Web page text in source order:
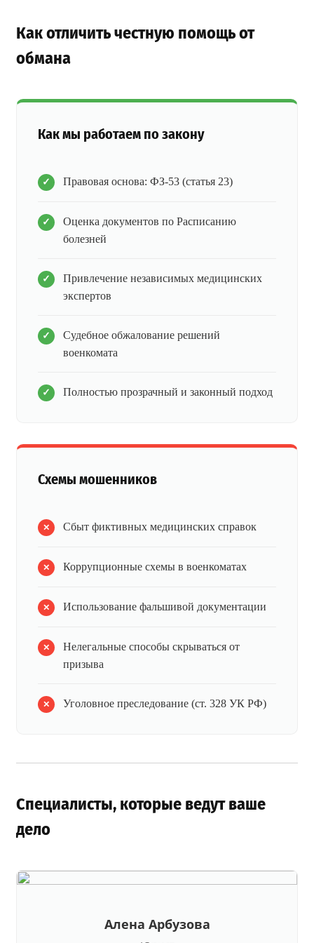
Как отличить честную помощь от
обмана
Как мы работаем по закону
Правовая основа: ФЗ-53 (статья 23)
Оценка документов по Расписанию
болезней
Привлечение независимых медицинских
экспертов
Судебное обжалование решений
военкомата
Полностью прозрачный и законный подход
Схемы мошенников
Сбыт фиктивных медицинских справок
Коррупционные схемы в военкоматах
Использование фальшивой документации
Нелегальные способы скрываться от
призыва
Уголовное преследование (ст. 328 УК РФ)
Специалисты, которые ведут ваше
дело
Алена Арбузова